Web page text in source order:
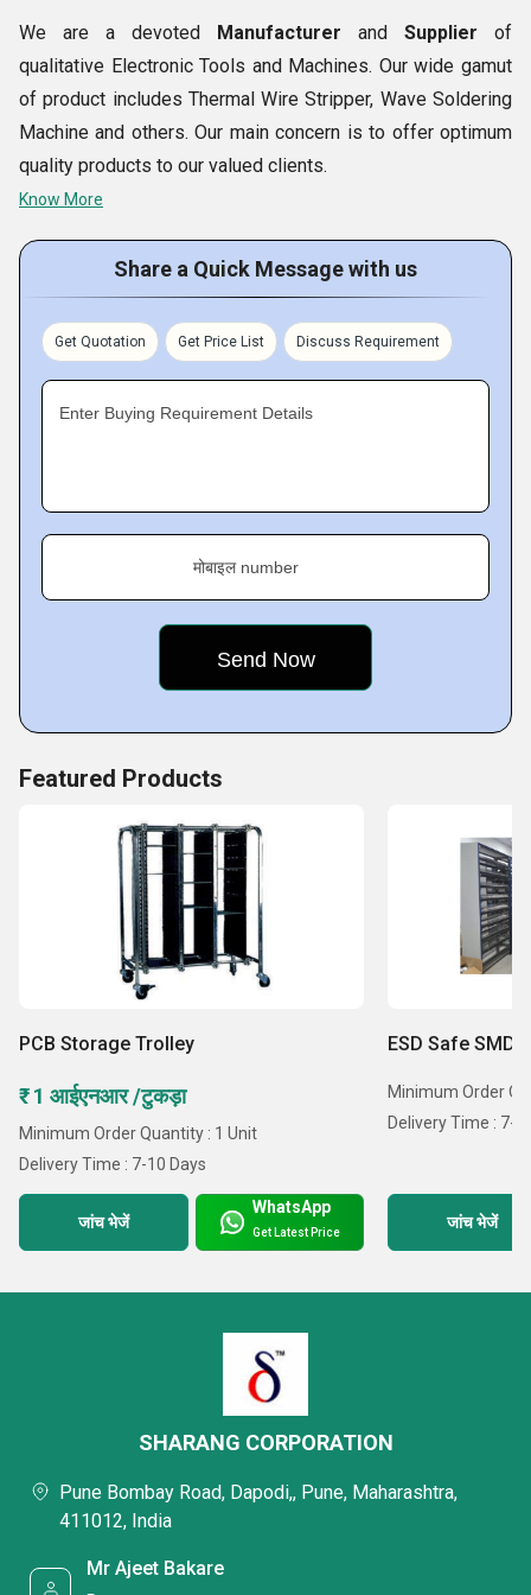
मानकों को पूरा करने के लिए उच्च गुणवत्ता वाले होते हैं। यह हमारे गुणवत्ता
वाले इलेक्ट्रॉनिक उपकरणों को कई इलेक्ट्रॉनिक अनुप्रयोगों में उपयोग
करने के लिए एकदम सही बनाता है।
We are a devoted Manufacturer and Supplier of
qualitative Electronic Tools and Machines. Our wide gamut
of product includes Thermal Wire Stripper, Wave Soldering
Machine and others. Our main concern is to offer optimum
quality products to our valued clients.
Know More
Share a Quick Message with us
Get Quotation Get Price List Discuss Requirement
Enter Buying Requirement Details
मोबाइल number
Featured Products
PCB Storage Trolley
₹ 1 आईएनआर /टुकड़ा
Minimum Order Quantity : 1 Unit
Delivery Time : 7-10 Days
जांच भेजें
WhatsApp
Get Latest Price
ESD Safe SMD
Minimum Order
Delivery Time : 7-
जांच भेजें
SHARANG CORPORATION
Pune Bombay Road, Dapodi,, Pune, Maharashtra,
411012, India
Mr Ajeet Bakare